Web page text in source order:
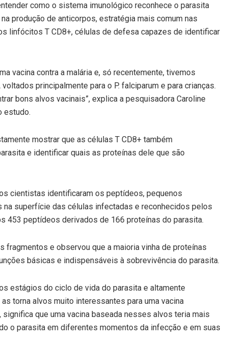
como o sistema imunológico reconhece o parasita
produção de anticorpos, estratégia mais comum nas
linfócitos T CD8+, células de defesa capazes de identificar
vacina contra a malária e, só recentemente, tivemos
principalmente para o P. falciparum e para crianças.
bons alvos vacinais”, explica a pesquisadora Caroline
estudo.
mostrar que as células T CD8+ também
e identificar quais as proteínas dele que são
cientistas identificaram os peptídeos, pequenos
superfície das células infectadas e reconhecidos pelos
453 peptídeos derivados de 166 proteínas do parasita.
fragmentos e observou que a maioria vinha de proteínas
básicas e indispensáveis à sobrevivência do parasita.
estágios do ciclo de vida do parasita e altamente
torna alvos muito interessantes para uma vacina
que uma vacina baseada nesses alvos teria mais
o parasita em diferentes momentos da infecção e em suas